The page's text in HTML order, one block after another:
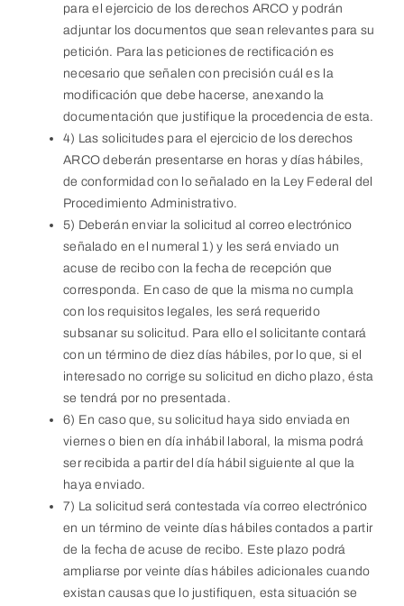
para el ejercicio de los derechos ARCO y podrán
adjuntar los documentos que sean relevantes para su
petición. Para las peticiones de rectificación es
necesario que señalen con precisión cuál es la
modificación que debe hacerse, anexando la
documentación que justifique la procedencia de esta.
4) Las solicitudes para el ejercicio de los derechos
ARCO deberán presentarse en horas y días hábiles,
de conformidad con lo señalado en la Ley Federal del
Procedimiento Administrativo.
5) Deberán enviar la solicitud al correo electrónico
señalado en el numeral 1) y les será enviado un
acuse de recibo con la fecha de recepción que
corresponda. En caso de que la misma no cumpla
con los requisitos legales, les será requerido
subsanar su solicitud. Para ello el solicitante contará
con un término de diez días hábiles, por lo que, si el
interesado no corrige su solicitud en dicho plazo, ésta
se tendrá por no presentada.
6) En caso que, su solicitud haya sido enviada en
viernes o bien en día inhábil laboral, la misma podrá
ser recibida a partir del día hábil siguiente al que la
haya enviado.
7) La solicitud será contestada vía correo electrónico
en un término de veinte días hábiles contados a partir
de la fecha de acuse de recibo. Este plazo podrá
ampliarse por veinte días hábiles adicionales cuando
existan causas que lo justifiquen, esta situación se